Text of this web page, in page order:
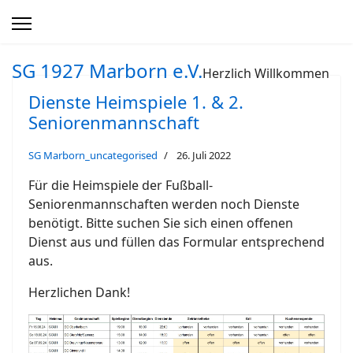
SG 1927 Marborn e.V.Herzlich Willkommen
Dienste Heimspiele 1. & 2.
Seniorenmannschaft
SG Marborn_uncategorised 26. Juli 2022
Für die Heimspiele der Fußball-
Seniorenmannschaften werden noch Dienste
benötigt. Bitte suchen Sie sich einen offenen
Dienst aus und füllen das Formular entsprechend
aus.
Herzlichen Dank!